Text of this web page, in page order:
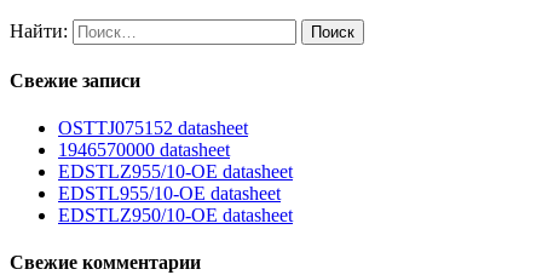
Найти:
Свежие записи
OSTTJ075152 datasheet
1946570000 datasheet
EDSTLZ955/10-OE datasheet
EDSTL955/10-OE datasheet
EDSTLZ950/10-OE datasheet
Свежие комментарии